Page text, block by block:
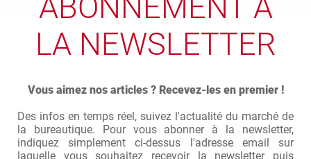
LA NEWSLETTER
Vous aimez nos articles ? Recevez-les en premier !
Des infos en temps réel, suivez l'actualité du marché de
la bureautique. Pour vous abonner à la newsletter,
indiquez simplement ci-dessus l'adresse email sur
laquelle vous souhaitez recevoir la newsletter puis